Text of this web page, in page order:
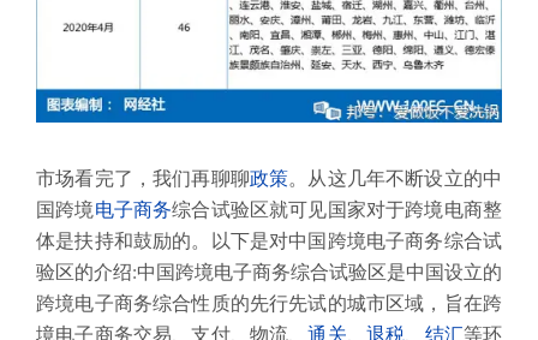
市场看完了，我们再聊聊政策。从这几年不断设立的中
国跨境电子商务综合试验区就可见国家对于跨境电商整
体是扶持和鼓励的。以下是对中国跨境电子商务综合试
验区的介绍:中国跨境电子商务综合试验区是中国设立的
跨境电子商务综合性质的先行先试的城市区域，旨在跨
境电子商务交易、支付、物流、通关 退税 结汇等环